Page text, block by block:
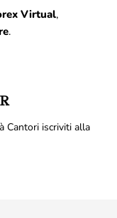
Virtual,
.
Cantori iscriviti alla